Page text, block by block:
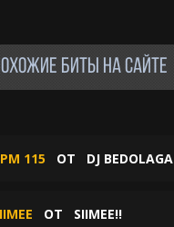
ПОХОЖИЕ БИТЫ НА САЙТЕ
115 ОТ DJ BEDOLAGA
ОТ SIIMEE!!